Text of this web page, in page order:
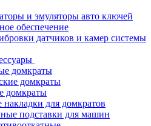
и эмуляторы авто ключей
обеспечение
датчиков и камер системы
домкраты
домкраты
домкраты
накладки для домкратов
подставки для машин